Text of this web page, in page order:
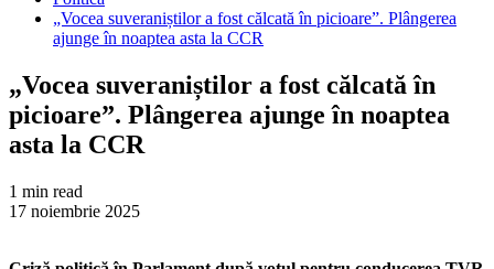
„Vocea suveraniștilor a fost călcată în picioare”. Plângerea
ajunge în noaptea asta la CCR
„Vocea suveraniștilor a fost călcată în
picioare”. Plângerea ajunge în noaptea
asta la CCR
1 min read
17 noiembrie 2025